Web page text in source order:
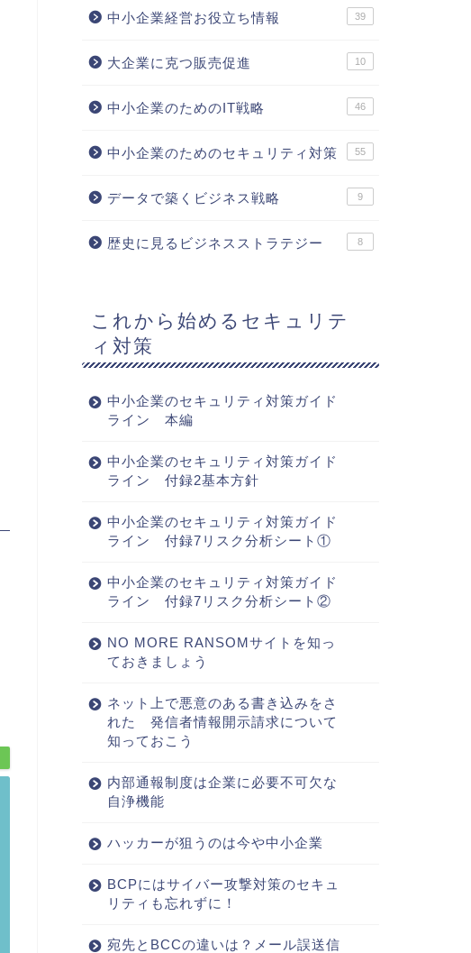
中小企業経営お役立ち情報 39
大企業に克つ販売促進 10
中小企業のためのIT戦略 46
中小企業のためのセキュリティ対策 55
データで築くビジネス戦略 9
歴史に見るビジネスストラテジー 8
これから始めるセキュリテ
ィ対策
中小企業のセキュリティ対策ガイド
ライン 本編
中小企業のセキュリティ対策ガイド
ライン 付録2基本方針
中小企業のセキュリティ対策ガイド
ライン 付録7リスク分析シート①
中小企業のセキュリティ対策ガイド
ライン 付録7リスク分析シート②
NO MORE RANSOMサイトを知っ
ておきましょう
ネット上で悪意のある書き込みをさ
れた 発信者情報開示請求について
知っておこう
内部通報制度は企業に必要不可欠な
自浄機能
ハッカーが狙うのは今や中小企業
BCPにはサイバー攻撃対策のセキュ
リティも忘れずに！
宛先とBCCの違いは？メール誤送信